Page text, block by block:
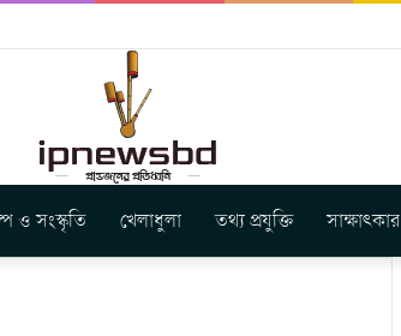
মংক্য শোয়ে নু নেভী এবং মুকুল কান্তি ত্রিপুরা
ও সংস্কৃতি খেলাধুলা তথ্য প্রযুক্তি সাক্ষাৎকার